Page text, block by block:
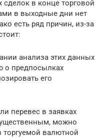
сделок в конце торговой
в выходные дни нет
есть ряд причин, из-за
анализа этих данных
о предпосылках
его
перевес в заявках
можно
торгуемой валютной